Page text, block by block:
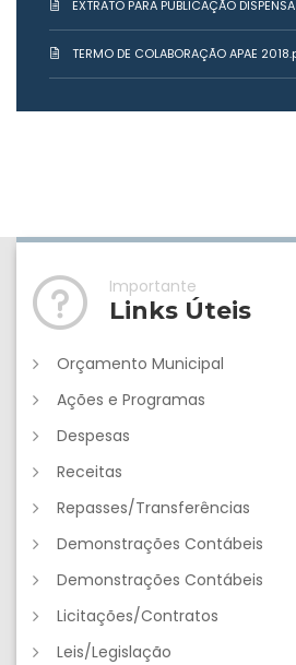
EXTRATO PARA PUBLICAÇÃO
TERMO DE COLABORAÇÃO APAE
Importante
Links Úteis
Orçamento Municipal
Ações e Programas
Despesas
Receitas
Repasses/Transferências
Demonstrações Contábeis
Demonstrações Contábeis
Licitações/Contratos
Leis/Legislação